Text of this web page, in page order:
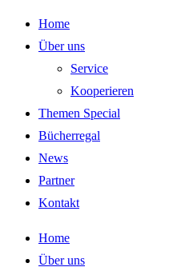
Zum
Inhalt
Home
Über uns
Service
Kooperieren
Themen Special
Bücherregal
News
Partner
Kontakt
Home
Über uns